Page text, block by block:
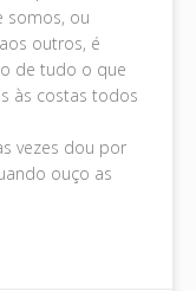
somos, ou
outros, é
de tudo o que
às costas todos
vezes dou por
ouço as